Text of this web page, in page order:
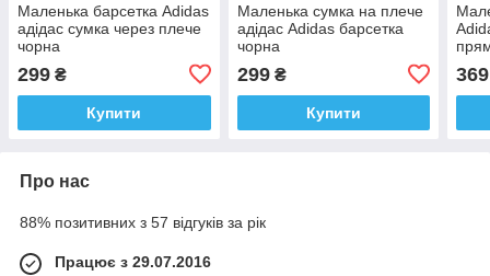
Маленька барсетка Adidas
адідас сумка через плече
чорна
299 ₴
Купити
Маленька сумка на плече
адідас Adidas барсетка
чорна
299₴
Купити
369
Про нас
88% позитивних з 57 відгуків за рік
Працює з 29.07.2016